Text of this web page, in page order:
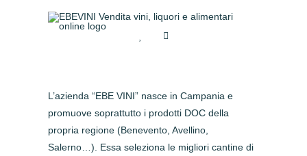
L’azienda “EBE VINI” nasce in Campania e
promuove soprattutto i prodotti DOC della
propria regione (Benevento, Avellino,
Salerno…). Essa seleziona le migliori cantine di